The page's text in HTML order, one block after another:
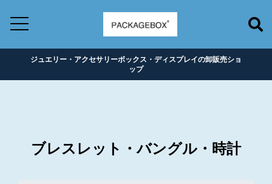
ジュエリー・アクセサリーボックス・ディスプレイの卸販売ショ
ップ
ブレスレット・バングル・時計